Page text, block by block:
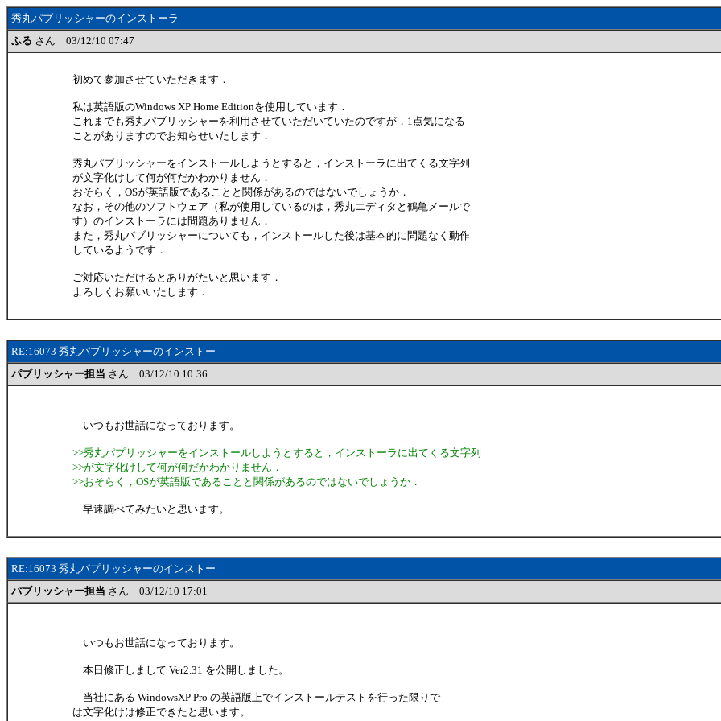
秀丸パプリッシャーのインストーラ
ふる さん 03/12/10 07:47
初めて参加させていただきます．
私は英語版のWindows XP Home Editionを使用しています．
これまでも秀丸パブリッシャーを利用させていただいていたのですが，1点気になる
ことがありますのでお知らせいたします．
秀丸パプリッシャーをインストールしようとすると，インストーラに出てくる文字列
が文字化けして何が何だかわかりません．
おそらく，OSが英語版であることと関係があるのではないでしょうか．
なお，その他のソフトウェア（私が使用しているのは，秀丸エディタと鶴亀メールで
す）のインストーラには問題ありません．
また，秀丸パブリッシャーについても，インストールした後は基本的に問題なく動作
しているようです．
ご対応いただけるとありがたいと思います．
よろしくお願いいたします．
RE:16073 秀丸パプリッシャーのインストー
パブリッシャー担当 さん 03/12/10 10:36
いつもお世話になっております。
>>秀丸パプリッシャーをインストールしようとすると，インストーラに出てくる文字列
>>が文字化けして何が何だかわかりません．
>>おそらく，OSが英語版であることと関係があるのではないでしょうか．
早速調べてみたいと思います。
RE:16073 秀丸パプリッシャーのインストー
パブリッシャー担当 さん 03/12/10 17:01
いつもお世話になっております。
本日修正しまして Ver2.31 を公開しました。
当社にある WindowsXP Pro の英語版上でインストールテストを行った限りで
は文字化けは修正できたと思います。